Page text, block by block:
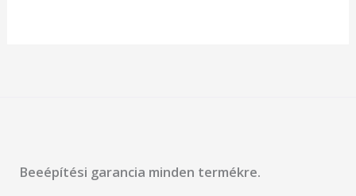
Beeépítési garancia minden termékre.